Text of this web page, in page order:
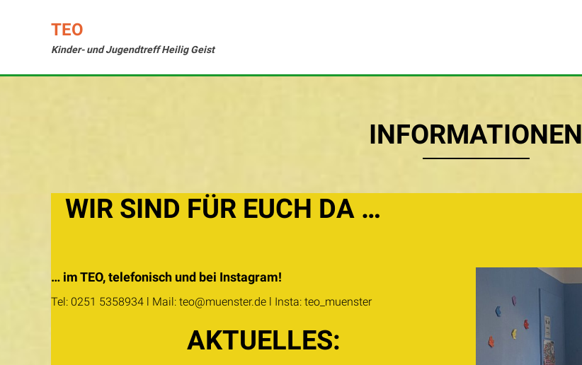
TEO
Kinder- und Jugendtreff Heilig Geist
INFORMATIONEN
WIR SIND FÜR EUCH DA …
… im TEO, telefonisch und bei Instagram!
Tel: 0251 5358934 l Mail: teo@muenster.de l Insta: teo_muenster
AKTUELLES: